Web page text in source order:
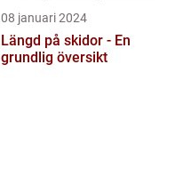
08 januari 2024
Längd på skidor - En
grundlig översikt